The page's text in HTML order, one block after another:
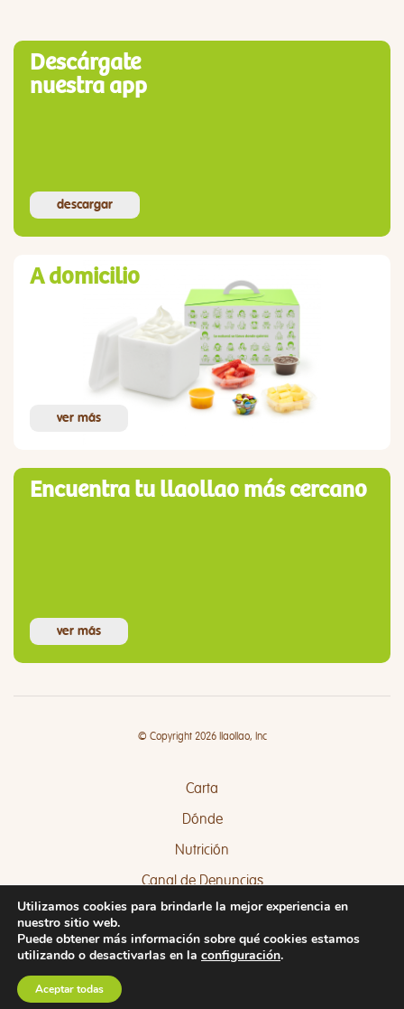
Descárgate
nuestra app
descargar
A domicilio
ver más
Encuentra tu llaollao más cercano
ver más
© Copyright 2026 llaollao, Inc
Carta
Dónde
Nutrición
Canal de Denuncias
Quejas y Sugerencias
Utilizamos cookies para brindarle la mejor experiencia en
nuestro sitio web.
Puede obtener más información sobre qué cookies estamos
utilizando o desactivarlas en la configuración.
Aceptar todas